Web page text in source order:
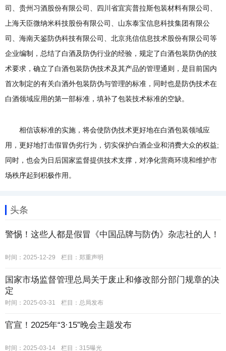
司、贵州习酒股份有限公司、四川省宜宾普拉斯包装材料有限公司、
上海天臣微纳米科技股份有限公司、山东泰宝信息科技集团有限公
司、海南天鉴防伪科技有限公司、北京兆信信息技术股份有限公司等
企业编制，总结了白酒及防伪行业的经验，规定了白酒包装防伪的技
术要求，确立了白酒包装防伪技术及其产品的管理通则，是目前国内
首次制定的有关白酒外包装防伪与管理的标准，同时也是防伪技术在
白酒领域应用的第一部标准，填补了包装技术标准的空缺。
相信该标准的实施，将会使防伪技术更好地在白酒包装领域应
用，更好地打击假冒伪劣行为，切实保护白酒企业和消费大众的权益;
同时，也会为日后国家监督提供技术支撑，对净化营商环境和维护市
场秩序起到积极作用。
头条
警惕！这些人都是假冒《中国品牌与防伪》杂志社的人！
时间：2025-12-29 栏目： 郑重声明
国家市场监督管理总局关于废止和修改部分部门规章的决
定
时间：2025-03-31 栏目： 总局发布
官宣！2025年“3·15”晚会主题发布
时间：2025-03-14 栏目： 315曝光